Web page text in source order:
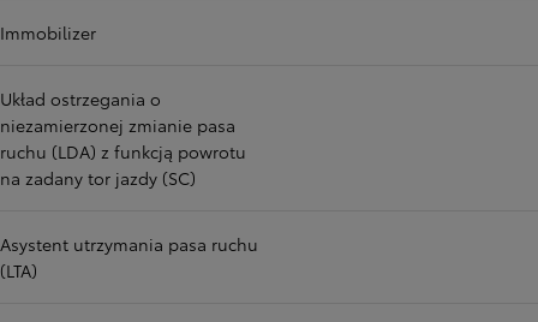
Immobilizer
Układ ostrzegania o
niezamierzonej zmianie pasa
ruchu (LDA) z funkcją powrotu
na zadany tor jazdy (SC)
Asystent utrzymania pasa ruchu
(LTA)